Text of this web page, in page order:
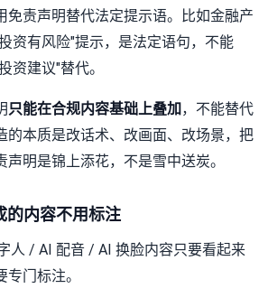
免责声明替代法定提示语。比如金融产
资有风险"提示，是法定语句，不能
资建议"替代。
只能在合规内容基础上叠加 ，不能替代
的本质是改话术、改画面、改场景，把
明是锦上添花，不是雪中送炭。
的内容不用标注
人 / AI 配音 / AI 换脸内容只要看起来
门标注。